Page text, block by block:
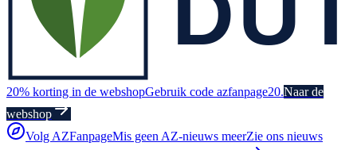
20% korting in de webshopGebruik code azfanpage20.Naar de
webshop
Volg AZFanpageMis geen AZ-nieuws meerZie ons nieuws